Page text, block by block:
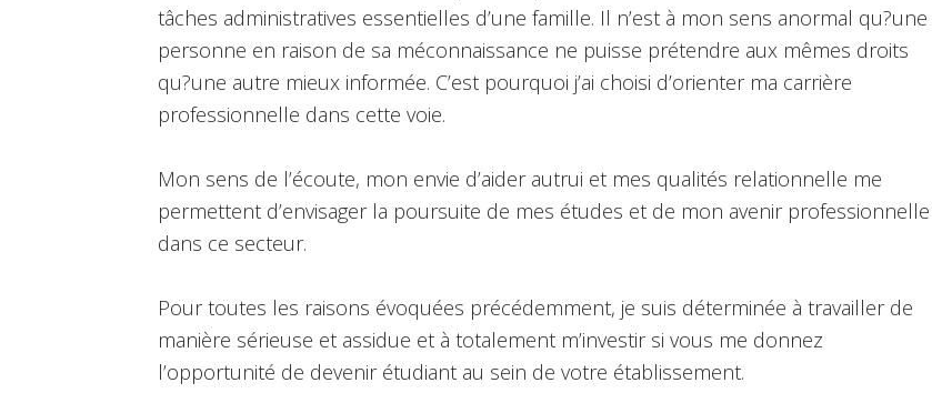
tâches administratives essentielles d’une famille. Il n’est à mon sens anormal qu?une
personne en raison de sa méconnaissance ne puisse prétendre aux mêmes droits
qu?une autre mieux informée. C’est pourquoi j’ai choisi d’orienter ma carrière
professionnelle dans cette voie.
Mon sens de l’écoute, mon envie d’aider autrui et mes qualités relationnelle me
permettent d’envisager la poursuite de mes études et de mon avenir professionnelle
dans ce secteur.
Pour toutes les raisons évoquées précédemment, je suis déterminée à travailler de
manière sérieuse et assidue et à totalement m’investir si vous me donnez
l’opportunité de devenir étudiant au sein de votre établissement.